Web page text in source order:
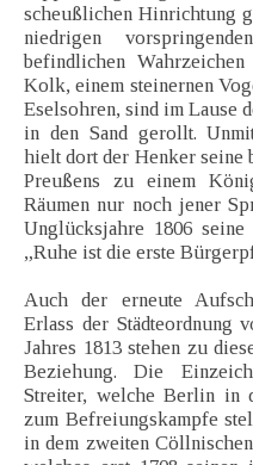
scheußlichen Hinrichtung
niedrigen
befindlichen
Kolk, einem steinernen
Eselsohren, sind im Lause
in den Sand gerollt.
hielt dort der Henker seine
Preußens zu einem
Räumen nur noch jener
Unglücksjahre 1806
„Ruhe ist die erste
Auch der erneute
Erlass der Städteordnung
Jahres 1813 stehen zu
Beziehung. Die
Streiter, welche Berlin in
zum Befreiungskampfe
in dem zweiten